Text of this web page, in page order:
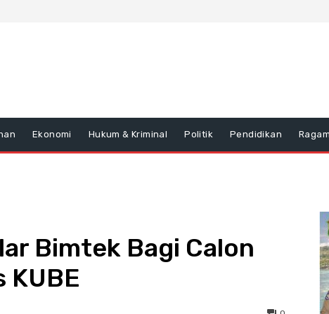
Ekonomi Hukum & Kriminal Politik Pendidikan
Bimtek Bagi Calon
KUBE